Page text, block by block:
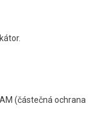
(částečná ochrana